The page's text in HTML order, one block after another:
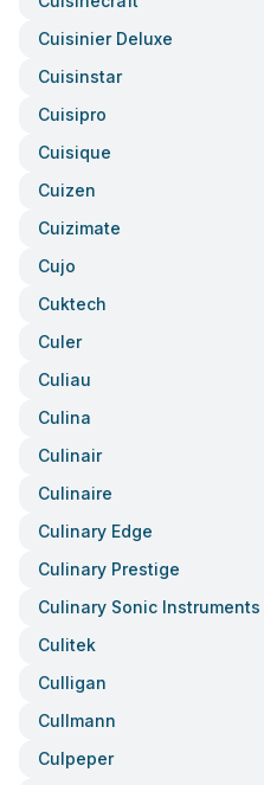
Cuisinier Deluxe
Cuisinstar
Cuisipro
Cuisique
Cuizen
Cuizimate
Cujo
Cuktech
Culer
Culiau
Culina
Culinair
Culinaire
Culinary Edge
Culinary Prestige
Culinary Sonic Instruments
Culitek
Culligan
Cullmann
Culpeper